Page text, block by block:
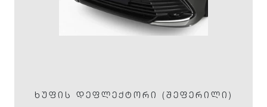
ᲮᲣᲤᲘᲡ ᲓᲔᲤᲚᲔᲥᲢᲝᲠᲘ (ᲨᲔᲤᲔᲠᲘᲚᲘ)